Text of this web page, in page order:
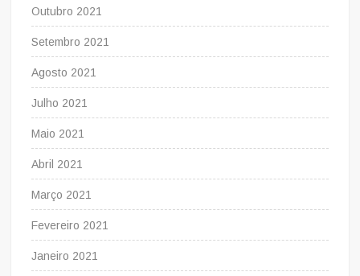
Outubro 2021
Setembro 2021
Agosto 2021
Julho 2021
Maio 2021
Abril 2021
Março 2021
Fevereiro 2021
Janeiro 2021